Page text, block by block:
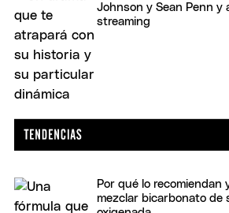
Johnson y Sean Penn y
streaming
Por qué lo recomiendan
mezclar bicarbonato de